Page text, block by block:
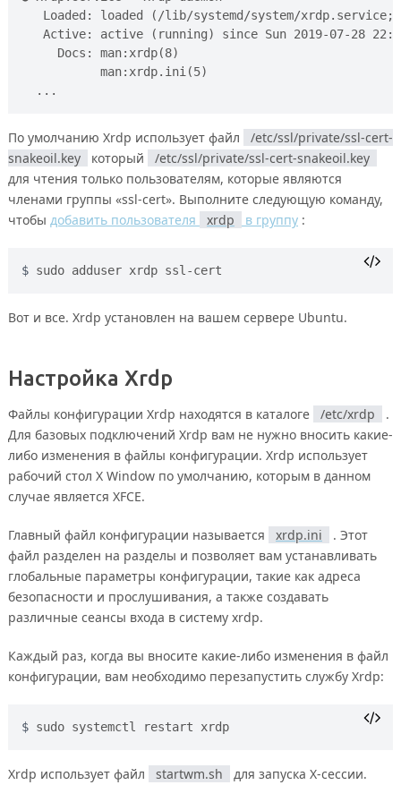
Loaded: loaded (/lib/systemd/system/
Active: active (running) since Sun 2019-07-28
     Docs: man:xrdp(8)
           man:xrdp.ini(5)
По умолчанию Xrdp использует файл
/etc/ssl/private/ssl-cert-
snakeoil.key
который
/etc/ssl/private/ssl-cert-snakeoil.key
для чтения только пользователям, которые являются
членами группы «ssl-cert». Выполните следующую команду,
чтобы добавить пользователя xrdp в группу:
sudo adduser xrdp ssl-cert
Вот и все. Xrdp установлен на вашем сервере Ubuntu.
Настройка Xrdp
Файлы конфигурации Xrdp находятся в каталоге /etc/xrdp
.
Для базовых подключений Xrdp вам не нужно вносить какие-
либо изменения в файлы конфигурации. Xrdp использует
рабочий стол X Window по умолчанию, которым в данном
случае является XFCE.
Главный файл конфигурации называется xrdp.ini
. Этот
файл разделен на разделы и позволяет вам устанавливать
глобальные параметры конфигурации, такие как адреса
безопасности и прослушивания, а также создавать
различные сеансы входа в систему xrdp.
Каждый раз, когда вы вносите какие-либо изменения в файл
конфигурации, вам необходимо перезапустить службу Xrdp:
sudo systemctl restart xrdp
Xrdp использует файл startwm.sh
для запуска X-сессии.